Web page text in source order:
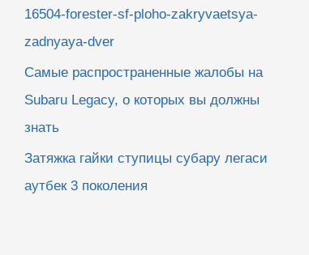
16504-forester-sf-ploho-zakryvaetsya-
zadnyaya-dver
Самые распространенные жалобы на
Subaru Legacy, о которых вы должны
знать
Затяжка гайки ступицы субару легаси
аутбек 3 поколения